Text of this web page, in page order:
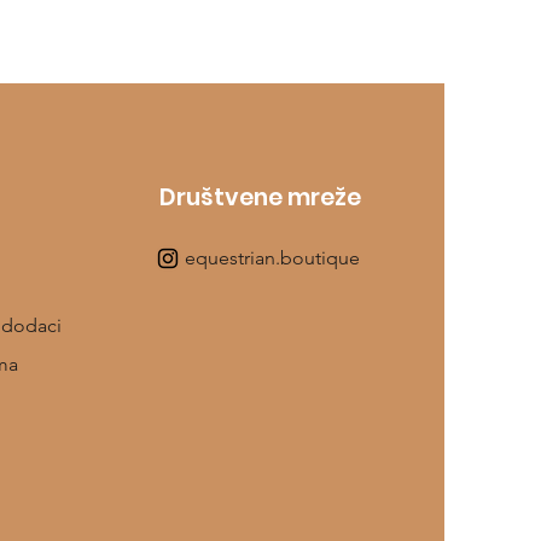
Društvene mreže
equestrian.boutique